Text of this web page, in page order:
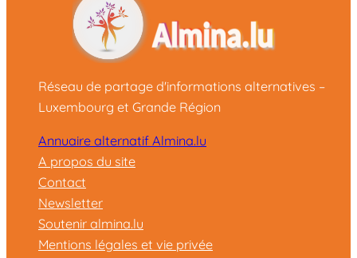
Réseau de partage d'informations alternatives –
Luxembourg et Grande Région
Annuaire alternatif Almina.lu
A propos du site
Contact
Newsletter
Soutenir almina.lu
Mentions légales et vie privée